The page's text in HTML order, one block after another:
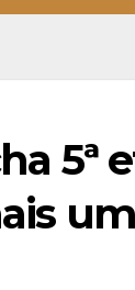
5ª